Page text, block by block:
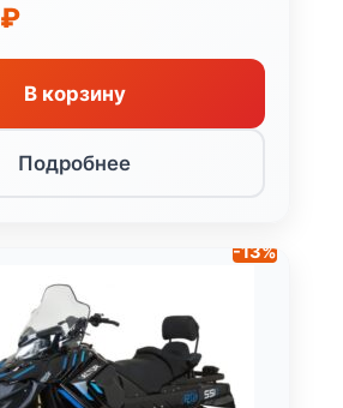
₽
В корзину
Подробнее
-13%